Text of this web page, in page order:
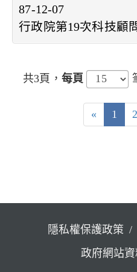
87-12-07
行政院第19次科技顧
共3頁， 每頁
« 1 2
隱私權保護政策
政府網站